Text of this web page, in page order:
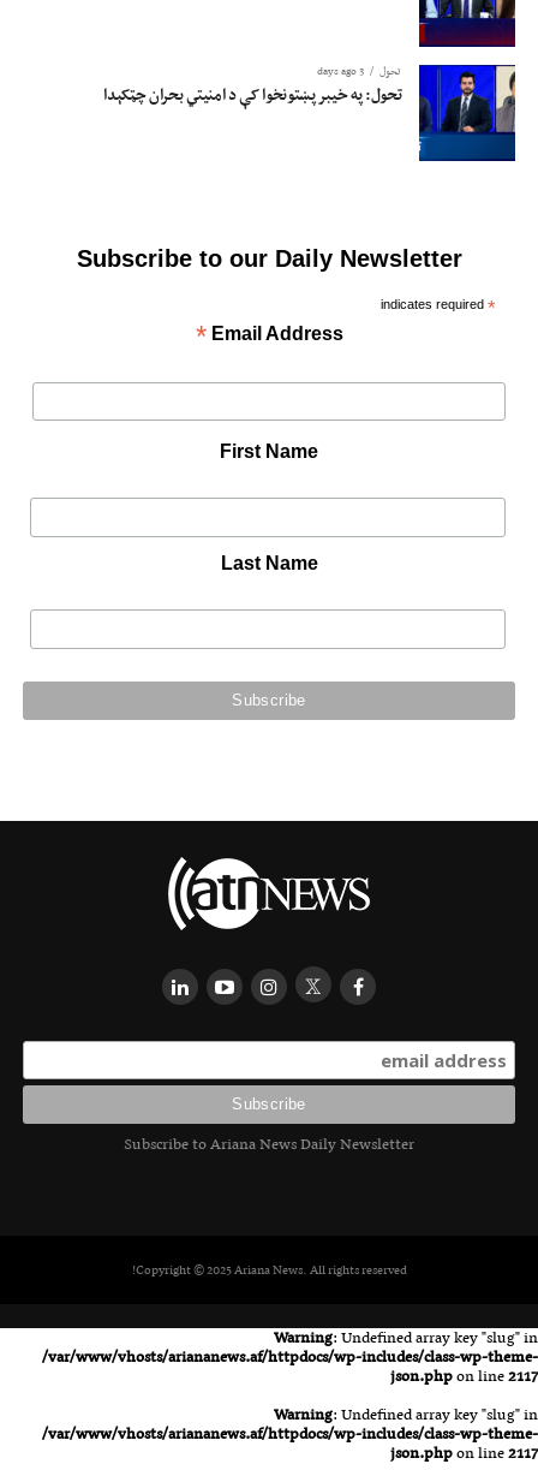
تحول 3 days ago
تحول: په خیبر پښتونخوا کې د امنیتي بحران چټکېدا
Subscribe to our Daily Newsletter
*
indicates required
Email Address
*
First Name
Last Name
Subscribe to Ariana News Daily Newsletter
Copyright © 2025 Ariana News. All rights reserved!
Warning: Undefined array key "slug" in
/var/www/vhosts/ariananews.af/httpdocs/wp-includes/class-wp-theme-
json.phpon line2117
Warning: Undefined array key "slug" in
/var/www/vhosts/ariananews.af/httpdocs/wp-includes/class-wp-theme-
json.phpon line2117